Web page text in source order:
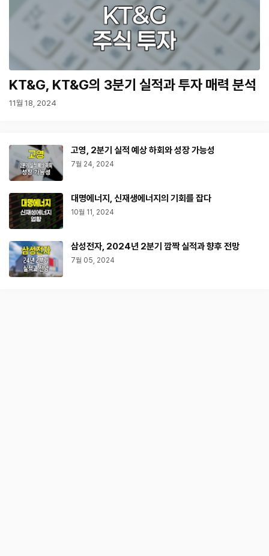
KT&G, KT&G의 3분기 실적과 투자 매력 분석
11월 18, 2024
고영, 2분기 실적 예상 하회와 성장 가능성
7월 24, 2024
대명에너지, 신재생에너지의 기회를 잡다
10월 11, 2024
삼성전자, 2024년 2분기 깜짝 실적과 향후 전망
7월 05, 2024